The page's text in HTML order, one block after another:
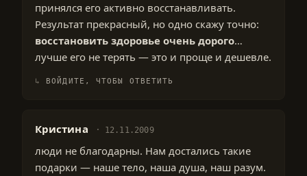
принялся его активно восстанавливать.
Результат прекрасный, но одно скажу точно:
восстановить здоровье очень дорого…
лучше его не терять — это и проще и дешевле.
ВОЙДИТЕ, ЧТОБЫ ОТВЕТИТЬ
Кристина 12.11.2009
люди не благодарны. Нам достались такие
подарки — наше тело, наша душа, наш разум.